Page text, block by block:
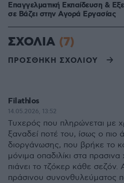
Επαγγελματική Εκπαίδευση &
σε Bάζει στην Aγορά Eργασίας
ΣΧΟΛΙΑ (7)
ΠΡΟΣΘΗΚΗ ΣΧΟΛΙΟΥ
Filathlos
14.05.2026, 13:52
Τυχερός που πληρώνεται με
ξαναδεί ποτέ του, ίσως ο πιο
διοργάνωσης, που βρήκε το
μόνιμα οπαδιλίκι στα
πιάνει το τζόκερ κάθε
πράσινου συνονθυλεύματος